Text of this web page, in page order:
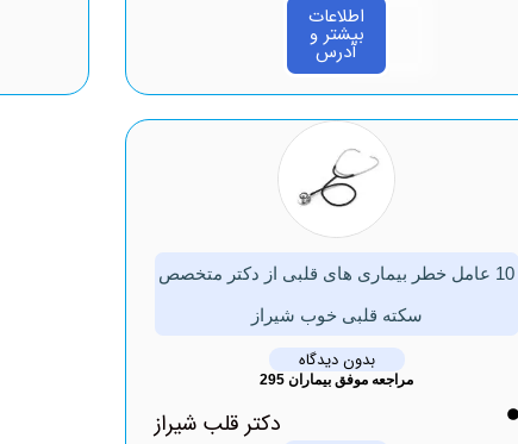
اطلاعات
بیشتر و
آدرس
10 عامل خطر بیماری های قلبی از دکتر متخصص
سکته قلبی خوب شیراز
بدون دیدگاه
مراجعه موفق بیماران 295
دکتر قلب شیراز